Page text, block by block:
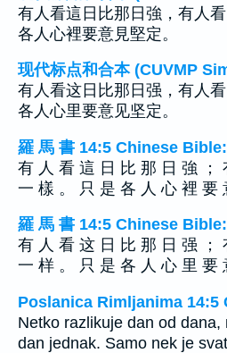
有人看這日比那日強，有人
各人心裡要意見堅定。
现代标点和合本 (CUVMP
有人看这日比那日强，有人
各人心里要意见坚定。
羅 馬 書 14:5 Chinese
有 人 看 這 日 比 那 日 強 ；
一 樣 。 只 是 各 人 心 裡 要
羅 馬 書 14:5 Chinese
有 人 看 这 日 比 那 日 强 ；
一 样 。 只 是 各 人 心 里 要
Poslanica Rimljanima 14:5
Netko razlikuje dan od
dan jednak. Samo nek je